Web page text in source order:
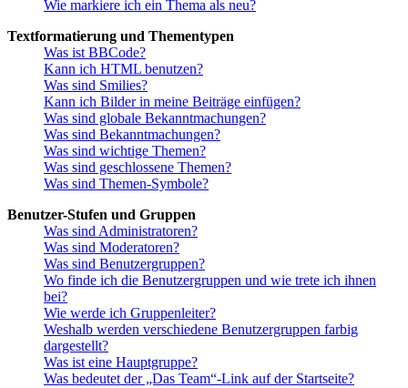
Wie markiere ich ein Thema als neu?
Textformatierung und Thementypen
Was ist BBCode?
Kann ich HTML benutzen?
Was sind Smilies?
Kann ich Bilder in meine Beiträge einfügen?
Was sind globale Bekanntmachungen?
Was sind Bekanntmachungen?
Was sind wichtige Themen?
Was sind geschlossene Themen?
Was sind Themen-Symbole?
Benutzer-Stufen und Gruppen
Was sind Administratoren?
Was sind Moderatoren?
Was sind Benutzergruppen?
Wo finde ich die Benutzergruppen und wie trete ich ihnen
bei?
Wie werde ich Gruppenleiter?
Weshalb werden verschiedene Benutzergruppen farbig
dargestellt?
Was ist eine Hauptgruppe?
Was bedeutet der „Das Team“-Link auf der Startseite?